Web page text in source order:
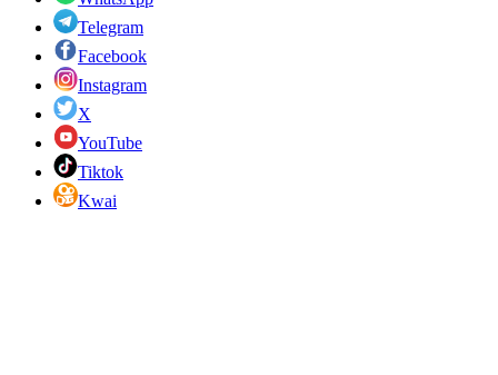
Telegram
Facebook
Instagram
X
YouTube
Tiktok
Kwai